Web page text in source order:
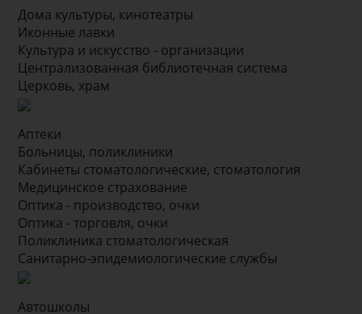
Дома культуры, кинотеатры
Иконные лавки
Культура и искусство - организации
Централизованная библиотечная система
Церковь, храм
Аптеки
Больницы, поликлиники
Кабинеты стоматологические, стоматология
Медицинское страхование
Оптика - производство, очки
Оптика - торговля, очки
Поликлиника стоматологическая
Санитарно-эпидемиологические службы
Автошколы